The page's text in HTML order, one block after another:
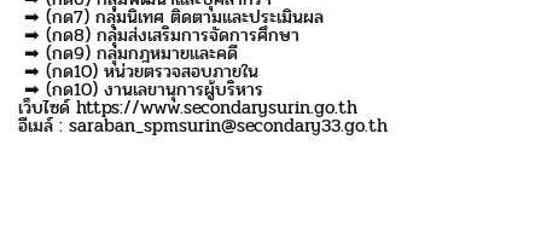
➡ (กด7) กลุ่มนิเทศ ติดตามและประเมินผล
➡ (กด8) กลุ่มส่งเสริมการจัดการศึกษา
➡ (กด9) กลุ่มกฎหมายและคดี
➡ (กด10) หน่วยตรวจสอบภายใน
➡ (กด10) งานเลขานุการผู้บริหาร
เว็บไซด์ https://www.secondarysurin.go.th
อีเมล์ : saraban_spmsurin@secondary33.go.th